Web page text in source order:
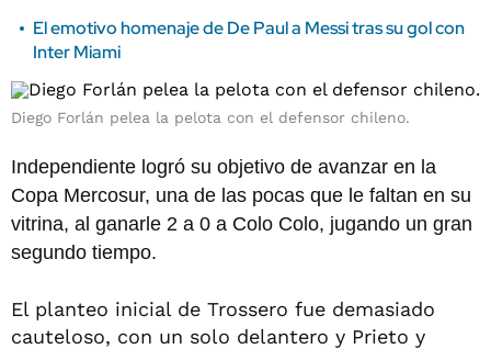
El emotivo homenaje de De Paul a Messi tras su gol con
Inter Miami
Diego Forlán pelea la pelota con el defensor chileno.
Independiente logró su objetivo de avanzar en la
Copa Mercosur, una de las pocas que le faltan en su
vitrina, al ganarle 2 a 0 a Colo Colo, jugando un gran
segundo tiempo.
El planteo inicial de Trossero fue demasiado
cauteloso, con un solo delantero y Prieto y